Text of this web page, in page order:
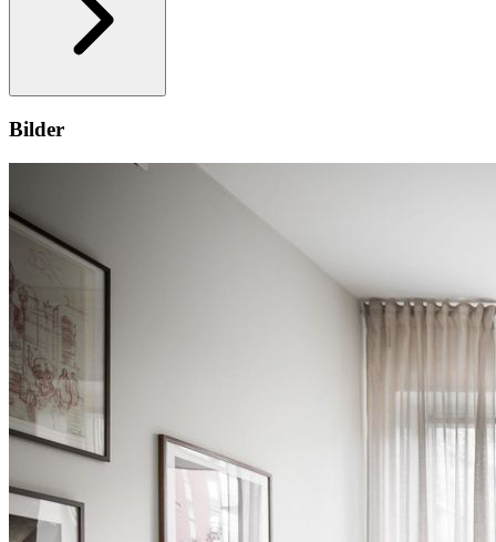
Bilder